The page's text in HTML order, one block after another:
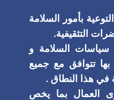
بأمور السلامة
التثقيفية.
سياسات السلامة و
بها تتوافق مع جميع
في هذا النطاق .
العمال بما يخص